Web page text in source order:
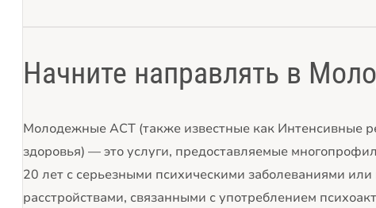
Начните направлять в
Молодежные ACT (также известные как Интенсивные
здоровья) — это услуги, предоставляемые
20 лет с серьезными психическими заболеваниями
расстройствами, связанными с употреблением